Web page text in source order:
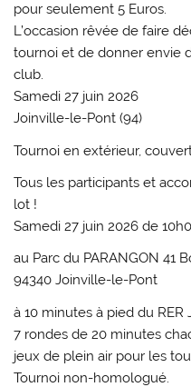
pour seulement 5 Euros.
L’occasion rêvée de faire
tournoi et de donner envie
club.
Samedi 27 juin 2026
Joinville-le-Pont (94)
Tournoi en extérieur,
Tous les participants et
lot !
Samedi 27 juin 2026 de
au Parc du PARANGON 41
94340 Joinville-le-Pont
à 10 minutes à pied du RER
7 rondes de 20 minutes
jeux de plein air pour les
Tournoi non-homologué.